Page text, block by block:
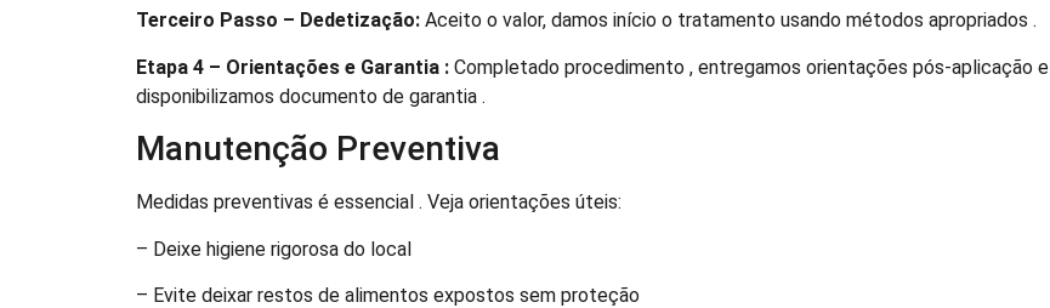
Terceiro Passo – Dedetização: Aceito o valor, damos início o tratamento usando métodos apropriados .
Etapa 4 – Orientações e Garantia : Completado procedimento , entregamos orientações pós-aplicação e
disponibilizamos documento de garantia .
Manutenção Preventiva
Medidas preventivas é essencial . Veja orientações úteis:
– Deixe higiene rigorosa do local
– Evite deixar restos de alimentos expostos sem proteção